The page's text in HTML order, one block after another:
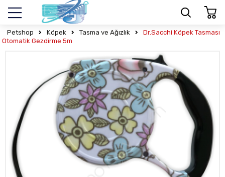
Petshop Köpek Tasma ve Ağızlık
Dr.Sacchi Köpek Tasması
Otomatik Gezdirme 5m